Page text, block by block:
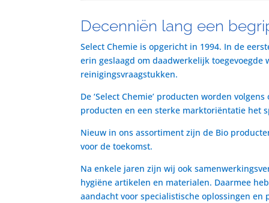
Decenniën lang een
Select Chemie is opgericht in 1994. In de
erin geslaagd om daadwerkelijk
reinigingsvraagstukken.
De ‘Select Chemie’ producten worden
producten en een sterke marktoriëntatie het
Nieuw in ons assortiment zijn de Bio
voor de toekomst.
Na enkele jaren zijn wij ook
hygiëne artikelen en materialen. Daarmee
aandacht voor specialistische oplossingen en